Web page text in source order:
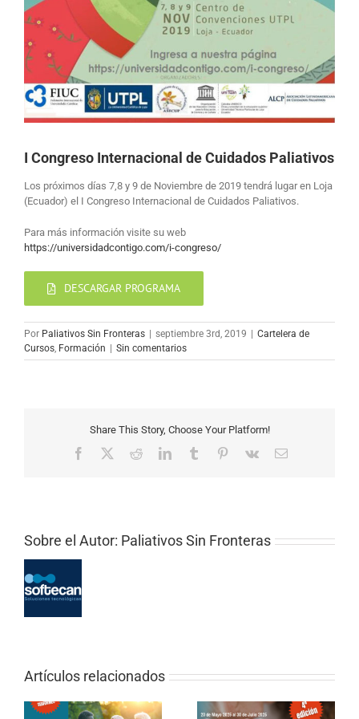
I Congreso Internacional de Cuidados Paliativos
Los próximos días 7,8 y 9 de Noviembre de 2019 tendrá lugar en Loja
(Ecuador) el I Congreso Internacional de Cuidados Paliativos.
Para más información visite su web
https://universidadcontigo.com/i-congreso/
DESCARGAR PROGRAMA
Por Paliativos Sin Fronteras septiembre 3rd, 2019
Cartelera de
Cursos, Formación Sin comentarios
Share This Story, Choose Your Platform!
Facebook RedditLinkedInTumblr Pinterest
Vk
Correo
Sobre el Autor: Paliativos Sin Fronteras
Artículos relacionados